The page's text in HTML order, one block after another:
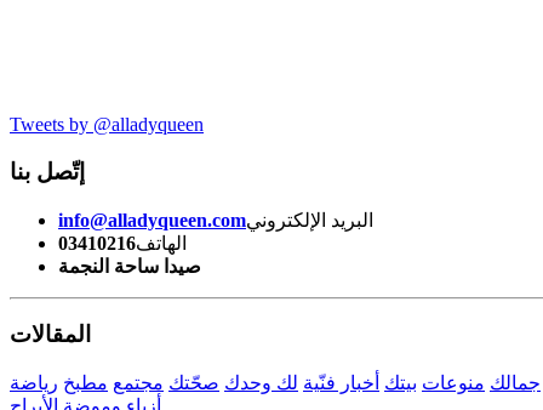
Tweets by @alladyqueen
إتّصل بنا
info@alladyqueen.comالبريد الإلكتروني
03410216الهاتف
صيدا ساحة النجمة
المقالات
جمالك منوعات بيتك أخبار فنّية لك وحدك صحّتك مجتمع مطبخ رياضة